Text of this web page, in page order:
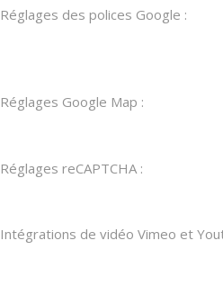
Réglages des polices Google :
Réglages Google Map :
Réglages reCAPTCHA :
Intégrations de vidéo Vimeo et